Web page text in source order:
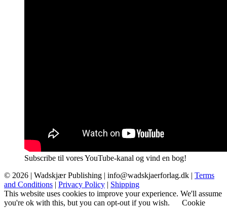
Subscribe til vores YouTube-kanal og vind en bog!
© 2026 | Wadskjær Publishing | info@wadskjaerforlag.dk | Terms
and Conditions | Privacy Policy | Shipping
This website uses cookies to improve your experience. We'll assume
you're ok with this, but you can opt-out if you wish.
Cookie